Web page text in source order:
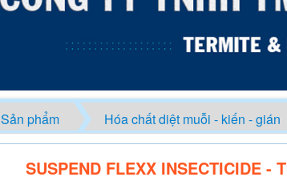
Sản phẩm Hóa chất diệt muỗi - kiến - gián
SUSPEND FLEXX INSECTICIDE